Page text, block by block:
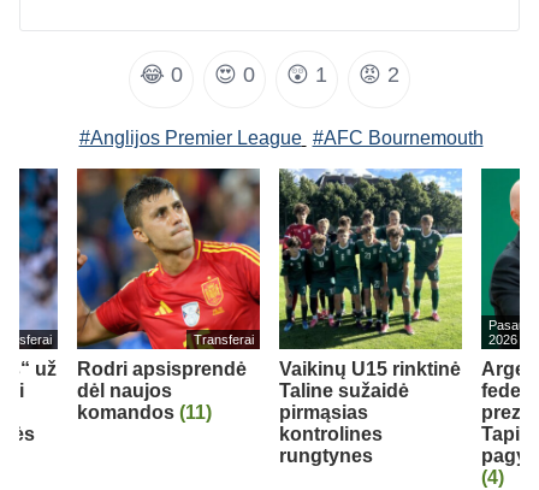
😂 0 😍 0 😲 1 😡 2
#Anglijos Premier League #AFC Bournemouth
už
Transferai
Rodri apsisprendė
dėl naujos
komandos (11)
Vaikinų U15 rinktinė
Taline sužaidė
pirmąsias
kontrolines
rungtynes
2026
Tapia
(4)